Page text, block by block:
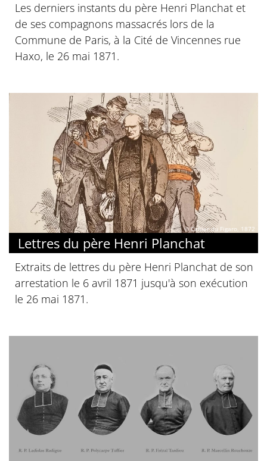
Les derniers instants du père Henri Planchat et
de ses compagnons massacrés lors de la
Commune de Paris, à la Cité de Vincennes rue
Haxo, le 26 mai 1871.
© Cahier du Figaro, 1872
Lettres du père Henri Planchat
Extraits de lettres du père Henri Planchat de son
arrestation le 6 avril 1871 jusqu'à son exécution
le 26 mai 1871.